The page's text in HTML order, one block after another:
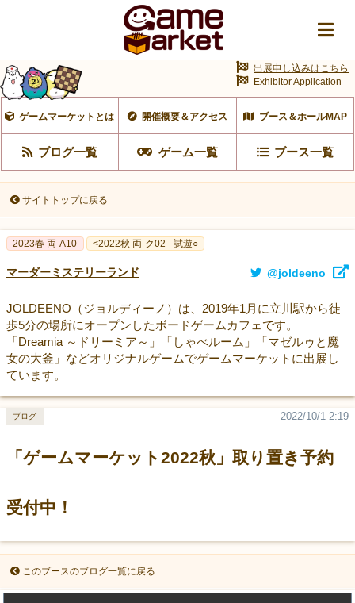
ゲームマーケットとは 開催概要＆アクセス ブース＆ホールMAP
ブログ一覧 ゲーム一覧 ブース一覧
出展申し込みはこちら
Exhibitor Application
サイトトップに戻る
2023春 両‐A10 <2022秋 両-ク02 試遊○
マーダーミステリーランド @joldeeno
JOLDEENO（ジョルディーノ）は、2019年1月に立川駅から徒
歩5分の場所にオープンしたボードゲームカフェです。
「Dreamia ～ドリーミア～」「しゃべルーム」「マゼルゥと魔
女の大釜」などオリジナルゲームでゲームマーケットに出展し
ています。
「ゲームマーケット2022秋」取り置き予約
受付中！
2022/10/1 2:19
ブログ
このブースのブログ一覧に戻る